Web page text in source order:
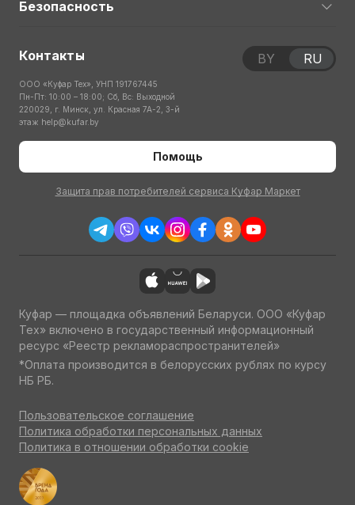
Безопасность
Контакты
ООО «Куфар Тех», УНП 191767445
Пн-Пт: 10:00 – 18:00; Сб, Вс: Выходной
220029, г. Минск, ул. Красная 7А-2, 3-й
этаж help@kufar.by
Помощь
Защита прав потребителей сервиса Куфар Маркет
BY RU
Куфар — площадка объявлений Беларуси. ООО «Куфар
Тех» включено в государственный информационный
ресурс «Реестр рекламораспространителей»
*Оплата производится в белорусских рублях по курсу
НБ РБ.
Пользовательское соглашение
Политика обработки персональных данных
Политика в отношении обработки cookie